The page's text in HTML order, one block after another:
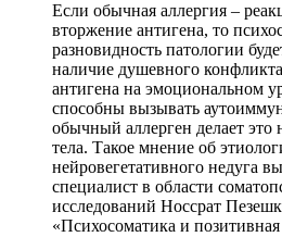
Если обычная аллергия –
вторжение антигена, то
разновидность патологии
наличие душевного
антигена на эмоциональном
способны вызывать
обычный аллерген делает это
тела. Такое мнение об
нейровегетативного недуга
специалист в области
исследований Носсрат
«Психосоматика и